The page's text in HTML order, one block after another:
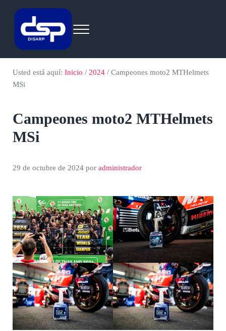
Saltar al contenido principal
Skip to header right navigation
Skip to site footer
by disarp.com
Menu
Usted está aquí: Inicio / 2024 /Campeones moto2 MTHelmets
MSi
Campeones moto2 MTHelmets
MSi
29 de octubre de 2024 por administrador